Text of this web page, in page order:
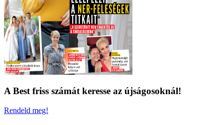
A Best friss számát keresse az újságosoknál!
Rendeld meg!